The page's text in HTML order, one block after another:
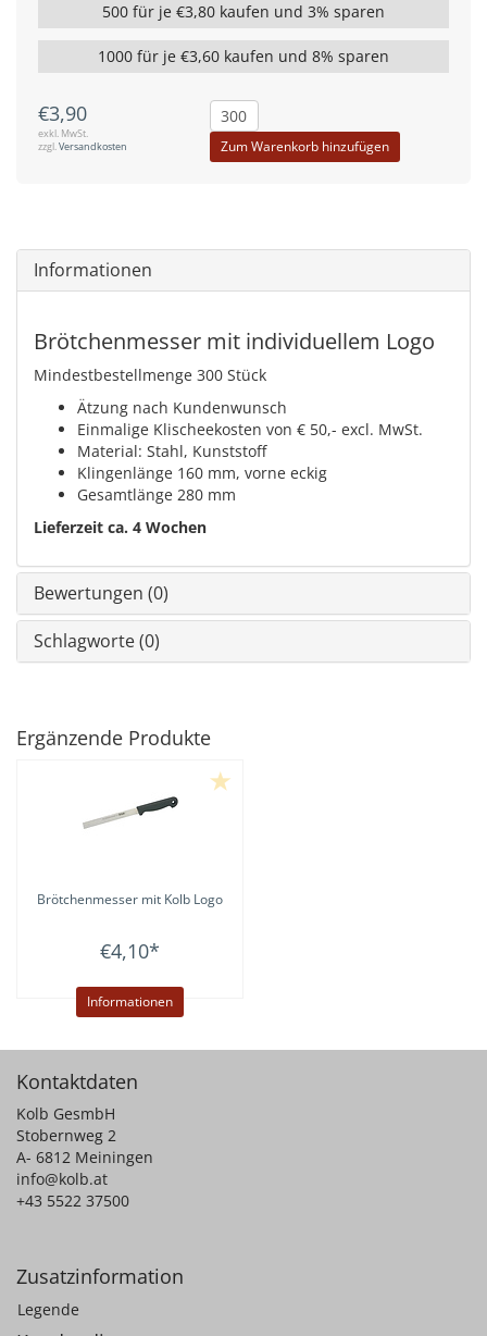
500 für je €3,80 kaufen und 3% sparen
1000 für je €3,60 kaufen und 8% sparen
€3,90
exkl. MwSt.
zzgl.Versandkosten Zum Warenkorb hinzufügen
Informationen
Brötchenmesser mit individuellem Logo
Mindestbestellmenge 300 Stück
Ätzung nach Kundenwunsch
Einmalige Klischeekosten von € 50,- excl. MwSt.
Material: Stahl, Kunststoff
Klingenlänge 160 mm, vorne eckig
Gesamtlänge 280 mm
Lieferzeit ca. 4 Wochen
Bewertungen (0)
Schlagworte (0)
Ergänzende Produkte
Brötchenmesser mit Kolb Logo
€4,10*
Informationen
Kontaktdaten
Kolb GesmbH
Stobernweg 2
A- 6812 Meiningen
info@kolb.at
+43 5522 37500
Zusatzinformation
Legende